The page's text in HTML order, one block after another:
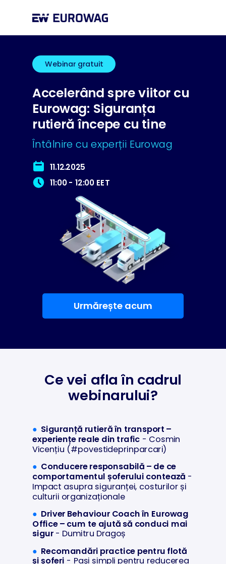
Ce vei afla în cadrul
webinarului?
● Siguranță rutieră în transport –
experiențe reale din trafic - Cosmin
Vicențiu (#povestideprinparcari)
● Conducere responsabilă – de ce
comportamentul șoferului contează -
Impact asupra siguranței, costurilor și
culturii organizaționale
● Driver Behaviour Coach în Eurowag
Office – cum te ajută să conduci mai
sigur - Dumitru Dragoș
● Recomandări practice pentru flotă
și șoferi - Pași simpli pentru reducerea
Întâlnire cu experții Eurowag
Urmărește acum
Webinar gratuit
Accelerând spre viitor cu
Eurowag: Siguranța
rutieră începe cu tine
11.12.2025
11:00 - 12:00 EET